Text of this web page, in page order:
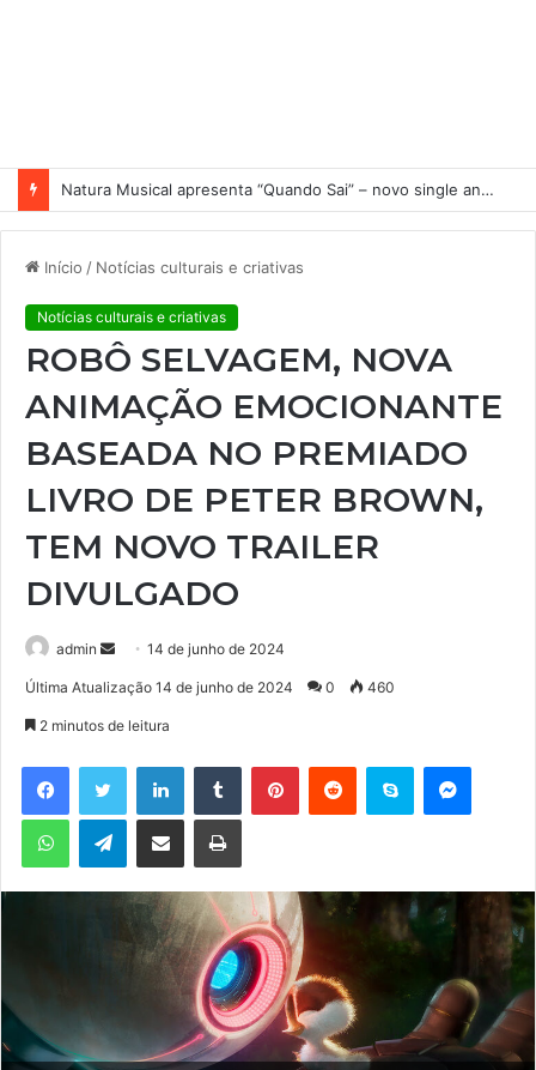
Natura Musical apresenta “Quando Sai” – novo single antecipa estreia do primeiro álbum solo de Elisa Maia
Início / Notícias culturais e criativas
Notícias culturais e criativas
ROBÔ SELVAGEM, NOVA
ANIMAÇÃO EMOCIONANTE
BASEADA NO PREMIADO
LIVRO DE PETER BROWN,
TEM NOVO TRAILER
DIVULGADO
admin
d
e
m
14 de junho de 2024
Última Atualização 14 de junho de 2024 0 460
2 minutos de leitura
Telegram